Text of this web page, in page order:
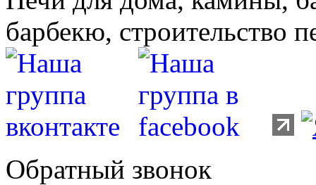
барбекю, строительство
Обратный звонок